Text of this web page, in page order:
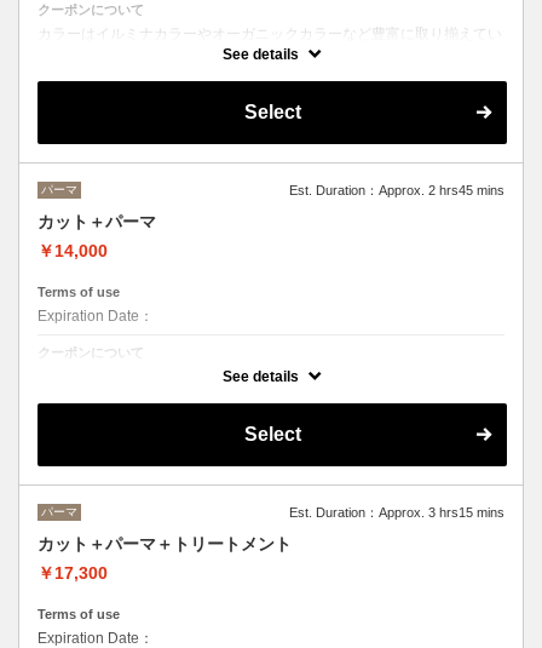
クーポンについて
カラーはイルミナカラーやオーガニックカラーなど豊富に取り揃えてい
デザインによってベストな選択をさせて頂きます。
※フルカラーの場合プラス¥1100 ※ロング料金有りプラス¥1100
クイックトリートメント→¥11000〜
当日ご相談の上、ご選択頂けます。
See details
Select
パーマ Est. Duration：Approx. 2 hrs45 mins
カット＋パーマ
￥14,000
Terms of use
Expiration Date：
クーポンについて
See details
Select
パーマ Est. Duration：Approx. 3 hrs15 mins
カット＋パーマ＋トリートメント
￥17,300
Terms of use
Expiration Date：